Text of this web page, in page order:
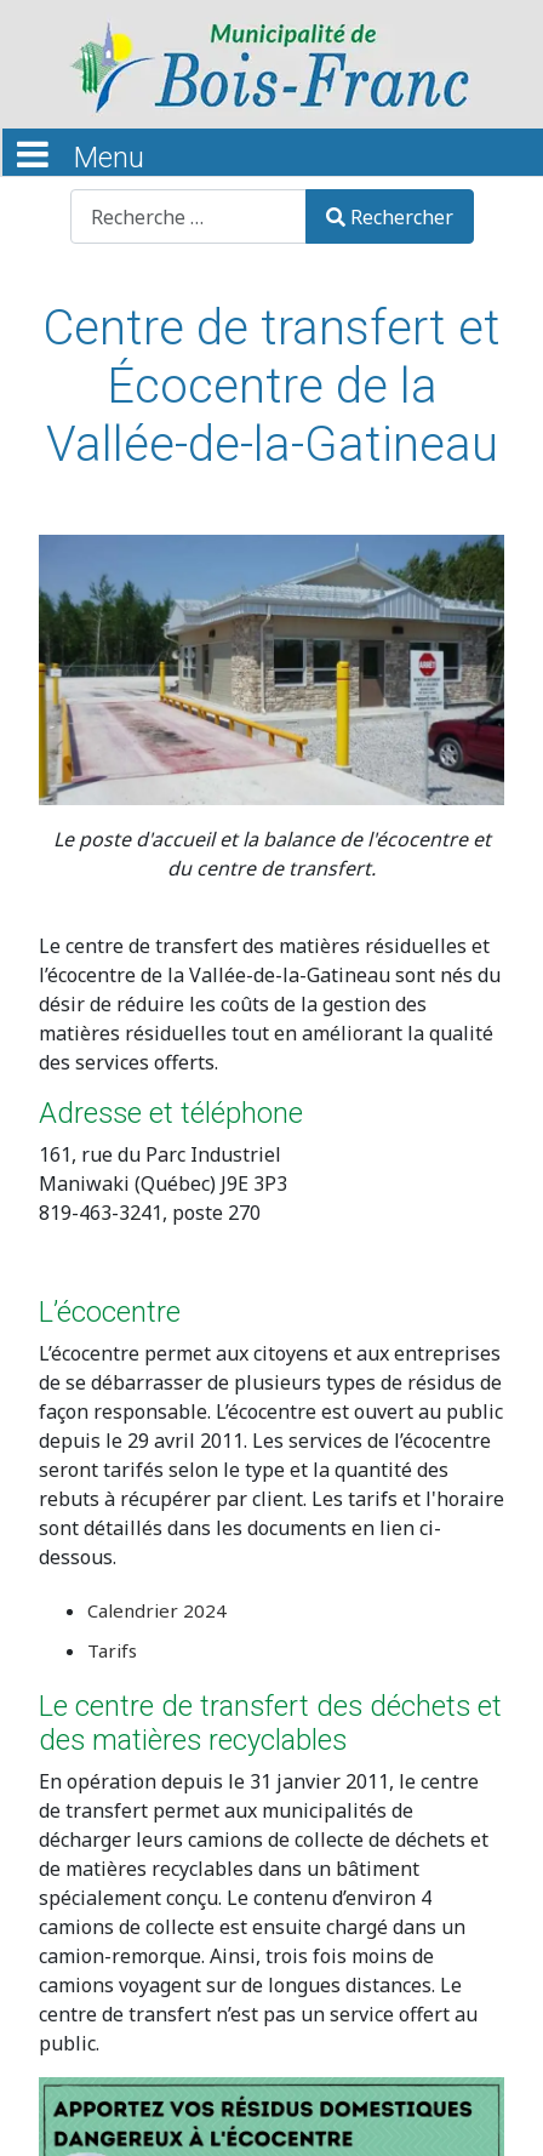
Recherche
Rechercher
Centre de transfert et
Écocentre de la
Vallée-de-la-Gatineau
Le poste d'accueil et la balance de l'écocentre et
du centre de transfert.
Le centre de transfert des matières résiduelles et
l’écocentre de la Vallée-de-la-Gatineau sont nés du
désir de réduire les coûts de la gestion des
matières résiduelles tout en améliorant la qualité
des services offerts.
Adresse et téléphone
161, rue du Parc Industriel
Maniwaki (Québec) J9E 3P3
819-463-3241, poste 270
L’écocentre
L’écocentre permet aux citoyens et aux entreprises
de se débarrasser de plusieurs types de résidus de
façon responsable. L’écocentre est ouvert au public
depuis le 29 avril 2011. Les services de l’écocentre
seront tarifés selon le type et la quantité des
rebuts à récupérer par client. Les tarifs et l'horaire
sont détaillés dans les documents en lien ci-
dessous.
Calendrier 2024
Tarifs
Le centre de transfert des déchets et
des matières recyclables
En opération depuis le 31 janvier 2011, le centre
de transfert permet aux municipalités de
décharger leurs camions de collecte de déchets et
de matières recyclables dans un bâtiment
spécialement conçu. Le contenu d’environ 4
camions de collecte est ensuite chargé dans un
camion-remorque. Ainsi, trois fois moins de
camions voyagent sur de longues distances. Le
centre de transfert n’est pas un service offert au
public.